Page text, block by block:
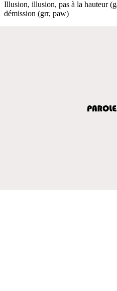
Illusion, illusion, pas à la hauteur
démission (grr, paw)